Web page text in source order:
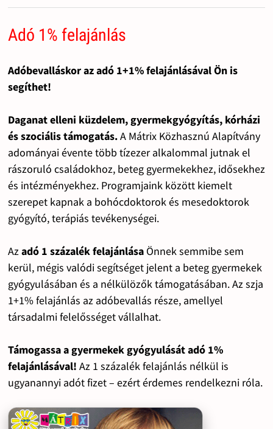
Adó 1% felajánlás
Adóbevalláskor az adó 1+1% felajánlásával Ön is
segíthet!
Daganat elleni küzdelem, gyermekgyógyítás, kórházi
és szociális támogatás.A Mátrix Közhasznú Alapítvány
adományai évente több tízezer alkalommal jutnak el
rászoruló családokhoz, beteg gyermekekhez, idősekhez
és intézményekhez. Programjaink között kiemelt
szerepet kapnak a bohócdoktorok és mesedoktorok
gyógyító, terápiás tevékenységei.
Azadó 1 százalék felajánlásaÖnnek semmibe sem
kerül, mégis valódi segítséget jelent a beteg gyermekek
gyógyulásában és a nélkülözők támogatásában. Az szja
1+1% felajánlás az adóbevallás része, amellyel
társadalmi felelősséget vállalhat.
Támogassa a gyermekek gyógyulását adó 1%
felajánlásával! Az 1 százalék felajánlás nélkül is
ugyanannyi adót fizet – ezért érdemes rendelkezni róla.